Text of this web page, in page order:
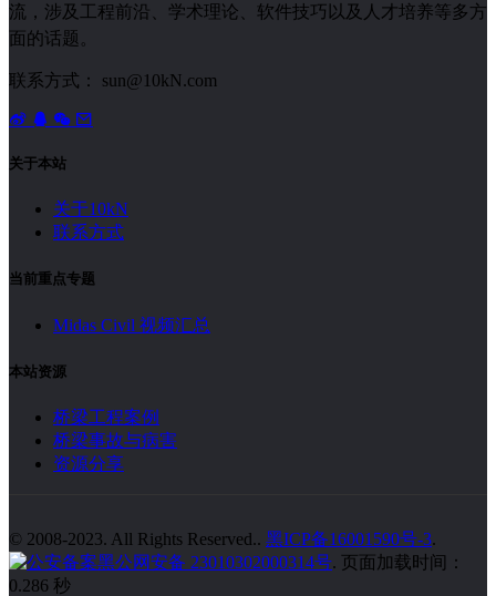
流，涉及工程前沿、学术理论、软件技巧以及人才培养等多方
面的话题。
联系方式： sun@10kN.com
关于本站
关于10kN
联系方式
当前重点专题
Midas Civil 视频汇总
本站资源
桥梁工程案例
桥梁事故与病害
资源分享
© 2008-2023. All Rights Reserved.. 黑ICP备16001590号-3.
黑公网安备 23010302000314号. 页面加载时间：
0.286 秒